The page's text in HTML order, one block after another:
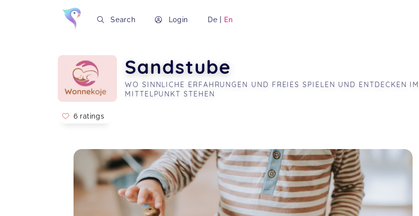
Search Login De | En
Sandstube
WO SINNLICHE ERFAHRUNGEN UND FREIES SPIELEN UND ENTDECKEN IM
MITTELPUNKT STEHEN
Soon you will learn more about me here...
6 ratings